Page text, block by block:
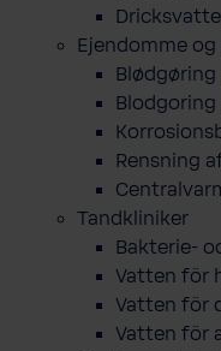
Ejendomme
Blødgøring
Blodgoring
Rensning
Tandkliniker
Bakterie-
Vatten för
Vatten för
Vatten för